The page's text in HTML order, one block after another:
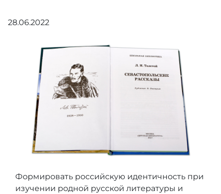
28.06.2022
Формировать российскую идентичность при
изучении родной русской литературы и